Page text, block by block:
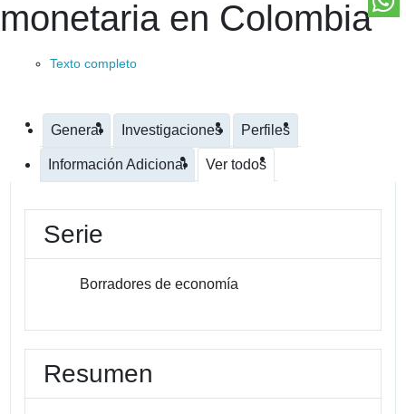
monetaria en Colombia
Texto completo
General Investigaciones Perfiles
Información Adicional Ver todos
Serie
Borradores de economía
Resumen